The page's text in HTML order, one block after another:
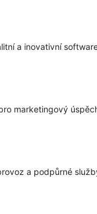
a inovativní
marketingový
a podpůrné